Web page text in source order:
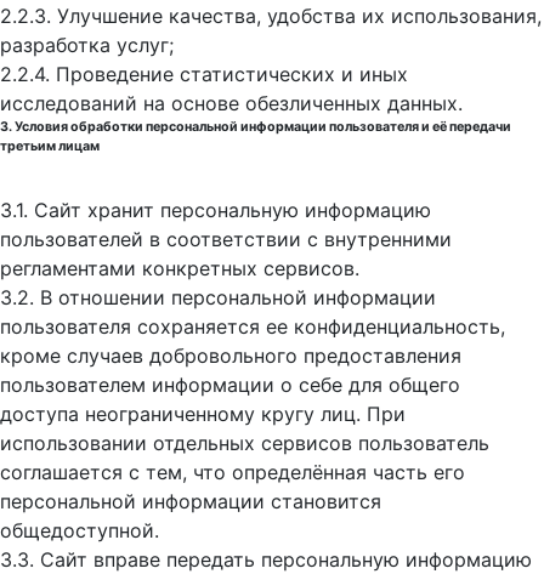
2.2.3. Улучшение качества, удобства их использования,
разработка услуг;
2.2.4. Проведение статистических и иных
исследований на основе обезличенных данных.
3. Условия обработки персональной информации пользователя и её передачи
третьим лицам
3.1. Сайт хранит персональную информацию
пользователей в соответствии с внутренними
регламентами конкретных сервисов.
3.2. В отношении персональной информации
пользователя сохраняется ее конфиденциальность,
кроме случаев добровольного предоставления
пользователем информации о себе для общего
доступа неограниченному кругу лиц. При
использовании отдельных сервисов пользователь
соглашается с тем, что определённая часть его
персональной информации становится
общедоступной.
3.3. Сайт вправе передать персональную информацию